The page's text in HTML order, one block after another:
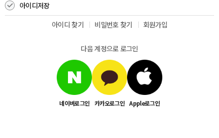
아이디저장
아이디 찾기
비밀번호 찾기 회원가입
다음 계정으로 로그인
네이버로그인 카카오로그인 Apple로그인